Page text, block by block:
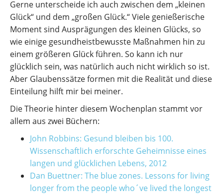
Gerne unterscheide ich auch zwischen dem „kleinen
Glück“ und dem „großen Glück.“ Viele genießerische
Moment sind Ausprägungen des kleinen Glücks, so
wie einige gesundheistbewusste Maßnahmen hin zu
einem größeren Glück führen. So kann ich nur
glücklich sein, was natürlich auch nicht wirklich so ist.
Aber Glaubenssätze formen mit die Realität und diese
Einteilung hilft mir bei meiner.
Die Theorie hinter diesem Wochenplan stammt vor
allem aus zwei Büchern:
John Robbins: Gesund bleiben bis 100.
Wissenschaftlich erforschte Geheimnisse eines
langen und glücklichen Lebens, 2012
Dan Buettner: The blue zones. Lessons for living
longer from the people who´ve lived the longest